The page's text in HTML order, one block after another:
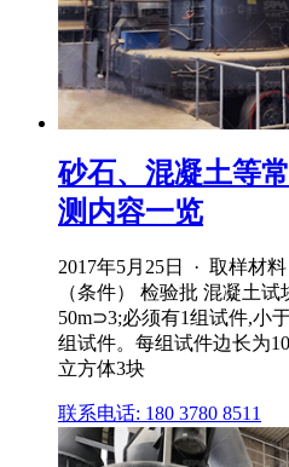
砂石、混凝土等
测内容一览
2017年5月25日 · 取样材
（条件） 检验批 混凝土
50m⊃3;必须有1组试件,小
组试件。每组试件边长为
立方体3块
联系电话: 180 3780 8511